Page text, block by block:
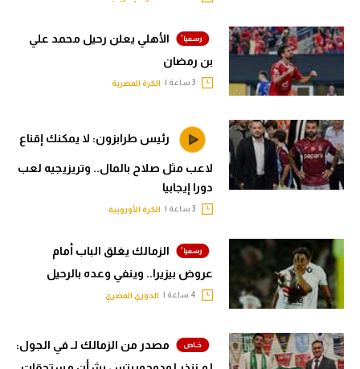
الأهلي يعلن رحيل محمد علي
بن رمضان
الكرة المصرية
رئيس طرابزون: لا يمكنك إقناع
لاعب مثل صلاح بالمال.. وتريزيجيه لعب
دورا إيجابيا
الكرة الأوروبية
الزمالك يغلق الباب أمام
عروض بيزيرا.. وينفي وعده بالرحيل
الدوري المصري
مصدر من الزمالك لـ في الجول: